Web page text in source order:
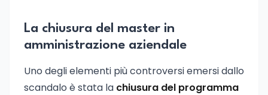
La chiusura del master in
amministrazione aziendale
Uno degli elementi più controversi emersi dallo
scandalo è stata la chiusura del programma